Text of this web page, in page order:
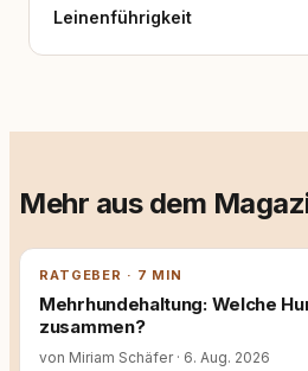
Leinenführigkeit
Mehr aus dem
RATGEBER · 7 MIN
Mehrhundehaltung: Welche
zusammen?
von Miriam Schäfer · 6. Aug. 2026